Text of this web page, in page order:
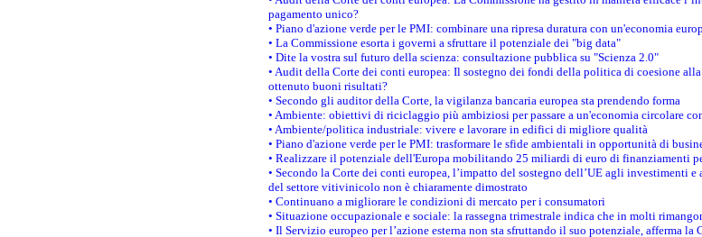
pagamento unico?
• Piano d'azione verde per le PMI: combinare una ripresa duratura con un'economia
• La Commissione esorta i governi a sfruttare il potenziale dei "big data"
• Dite la vostra sul futuro della scienza: consultazione pubblica su "Scienza 2.0"
• Audit della Corte dei conti europea: Il sostegno dei fondi della politica di coesione
ottenuto buoni risultati?
• Secondo gli auditor della Corte, la vigilanza bancaria europea sta prendendo forma
• Ambiente: obiettivi di riciclaggio più ambiziosi per passare a un'economia circolare
• Ambiente/politica industriale: vivere e lavorare in edifici di migliore qualità
• Piano d'azione verde per le PMI: trasformare le sfide ambientali in opportunità di
• Realizzare il potenziale dell'Europa mobilitando 25 miliardi di euro di finanziamenti
• Secondo la Corte dei conti europea, l’impatto del sostegno dell’UE agli investimenti
del settore vitivinicolo non è chiaramente dimostrato
• Continuano a migliorare le condizioni di mercato per i consumatori
• Situazione occupazionale e sociale: la rassegna trimestrale indica che in molti
• Il Servizio europeo per l’azione esterna non sta sfruttando il suo potenziale, afferma la